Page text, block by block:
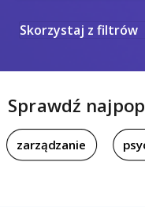
Skorzystaj z filtrów
Sprawdź
zarządzanie